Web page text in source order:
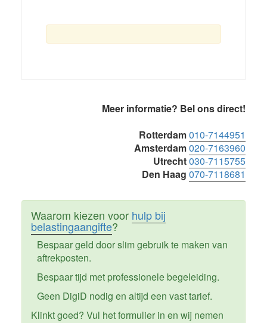
Meer informatie? Bel ons direct!
Rotterdam010-7144951
Amsterdam020-7163960
Utrecht030-7115755
Den Haag 070-7118681
Waarom kiezen voor hulp bij
belastingaangifte?
Bespaar geld door slim gebruik te maken van
aftrekposten.
Bespaar tijd met professionele begeleiding.
Geen DigiD nodig en altijd een vast tarief.
Klinkt goed? Vul het formulier in en wij nemen